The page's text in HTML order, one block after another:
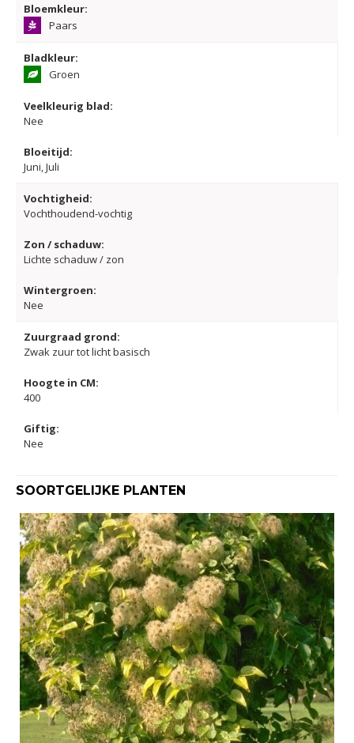
Bloemkleur:
Paars
Bladkleur:
Groen
Veelkleurig blad:
Nee
Bloeitijd:
Juni, Juli
Vochtigheid:
Vochthoudend-vochtig
Zon / schaduw:
Lichte schaduw / zon
Wintergroen:
Nee
Zuurgraad grond:
Zwak zuur tot licht basisch
Hoogte in CM:
400
Giftig:
Nee
SOORTGELIJKE PLANTEN